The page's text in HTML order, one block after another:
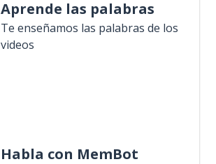
Aprende las palabras
Te enseñamos las palabras de los
videos
Habla con MemBot